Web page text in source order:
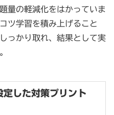
量の軽減化をはかっていま
ツ学習を積み上げること
っかり取れ、結果として実
定した対策プリント